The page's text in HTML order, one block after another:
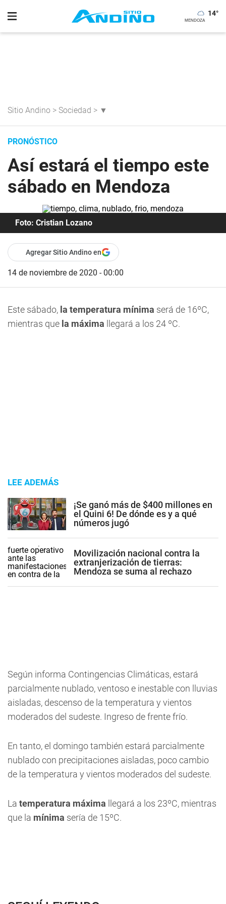
14°
Sitio Andino > Sociedad > ▼
PRONÓSTICO
Así estará el tiempo este
sábado en Mendoza
Foto: Cristian Lozano
Agregar Sitio Andino en
14 de noviembre de 2020 - 00:00
Este sábado, la temperatura mínima será de 16ºC,
mientras que la máxima llegará a los 24 ºC.
LEE ADEMÁS
¡Se ganó más de $400 millones en
el Quini 6! De dónde es y a qué
números jugó
Movilización nacional contra la
extranjerización de tierras:
Mendoza se suma al rechazo
Según informa Contingencias Climáticas,estará
parcialmente nublado, ventoso e inestable con lluvias
aisladas, descenso de la temperatura y vientos
moderados del sudeste. Ingreso de frente frío.
En tanto, el domingo también estará parcialmente
nublado con precipitaciones aisladas, poco cambio
de la temperatura y vientos moderados del sudeste.
La temperatura máxima
llegará a los 23ºC, mientras
que la mínima sería de 15ºC.